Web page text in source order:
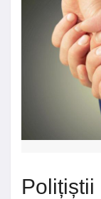
Polițiștii